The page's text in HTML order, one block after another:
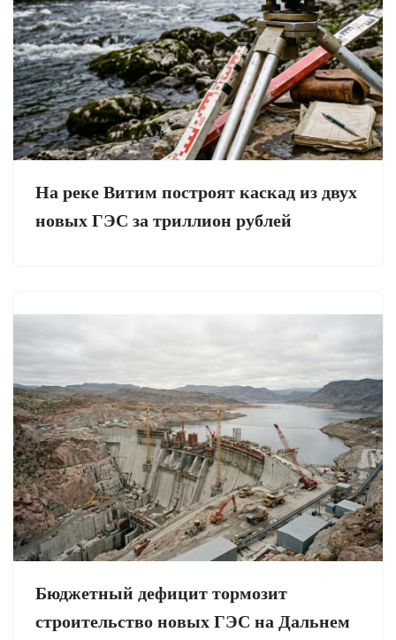
На реке Витим построят каскад из двух
новых ГЭС за триллион рублей
Бюджетный дефицит тормозит
строительство новых ГЭС на Дальнем